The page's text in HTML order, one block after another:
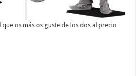
os más os guste de los dos al precio